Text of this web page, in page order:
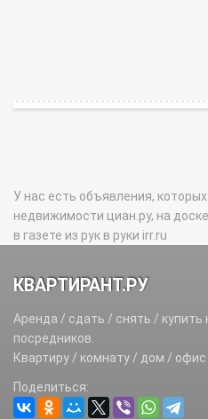
У нас есть объявления,
недвижимости циан.ру, на
в газете из рук в руки irr.ru
КВАРТИРАНТ.РУ
Аренда / сдать / снять /
посредников.
Квартиру / комнату / дом /
Поделиться: